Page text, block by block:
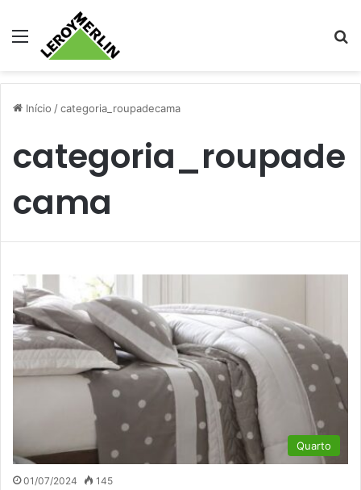
Menu
Início /categoria_roupadecama
categoria_roupade
cama
Quarto
01/07/2024 145